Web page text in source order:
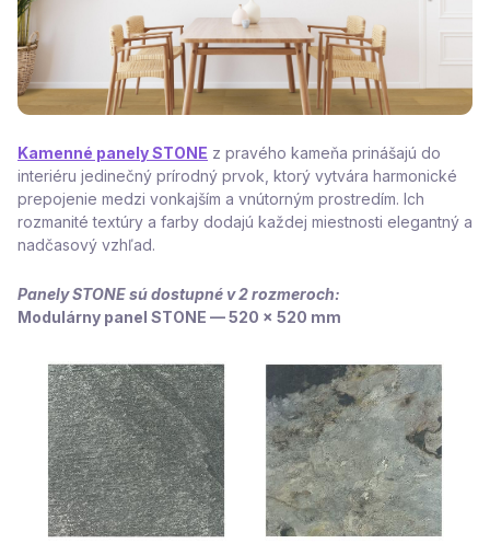
Kamenné panely STONE z pravého kameňa prinášajú do
interiéru jedinečný prírodný prvok, ktorý vytvára harmonické
prepojenie medzi vonkajším a vnútorným prostredím. Ich
rozmanité textúry a farby dodajú každej miestnosti elegantný a
nadčasový vzhľad.
Panely STONE sú dostupné v 2 rozmeroch:
Modulárny panel STONE — 520 x 520 mm